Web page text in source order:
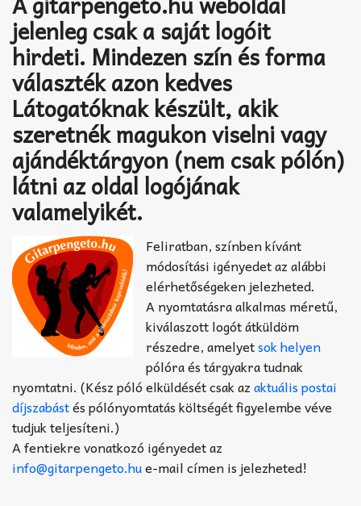
TABok
Improvizáció
jelenleg csak a saját logóit
hirdeti. Mindezen szín és forma
választék azon kedves
Látogatóknak készült, akik
szeretnék magukon viselni vagy
ajándéktárgyon (nem csak pólón)
látni az oldal logójának
valamelyikét.
Feliratban, színben kívánt
módosítási igényedet az alábbi
elérhetőségeken jelezheted.
A nyomtatásra alkalmas méretű,
kiválaszott logót átküldöm
részedre, amelyetsok helyen
pólóra és tárgyakra tudnak
nyomtatni. (Kész póló elküldését csak azaktuális postai
díjszabástés pólónyomtatás költségét figyelembe véve
tudjuk teljesíteni.)
A fentiekre vonatkozó igényedet az
info@gitarpengeto.hue-mail címen is jelezheted!